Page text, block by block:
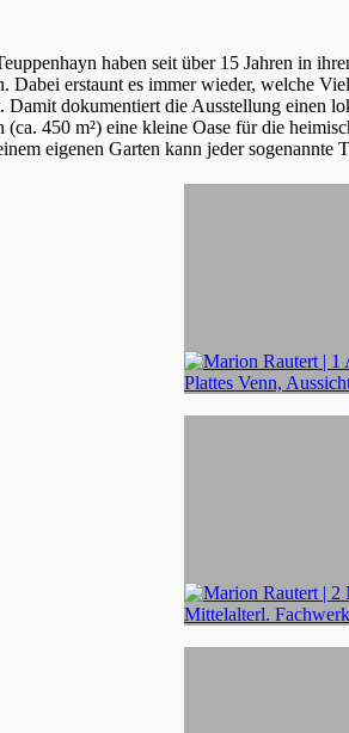
haben seit über 15 Jahren in
Dabei erstaunt es immer wieder, welche
Damit dokumentiert die Ausstellung einen
(ca. 450 m²) eine kleine Oase für die
eigenen Garten kann jeder sogenannte